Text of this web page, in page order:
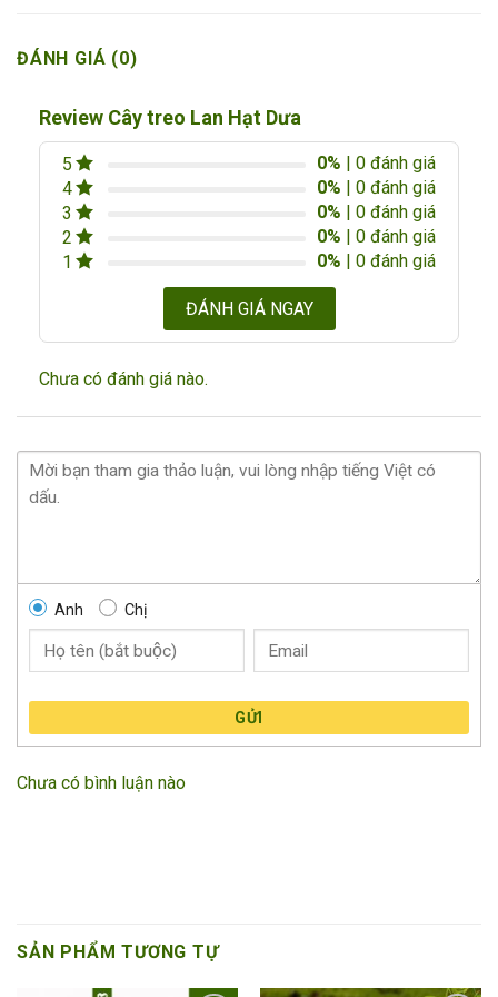
ĐÁNH GIÁ (0)
Review Cây treo Lan Hạt Dưa
5 0% | 0 đánh giá
4
0% | 0 đánh giá
3
0% | 0 đánh giá
2
0% | 0 đánh giá
1
0% | 0 đánh giá
ĐÁNH GIÁ NGAY
Chưa có đánh giá nào.
Anh Chị
GỬI
Chưa có bình luận nào
SẢN PHẨM TƯƠNG TỰ